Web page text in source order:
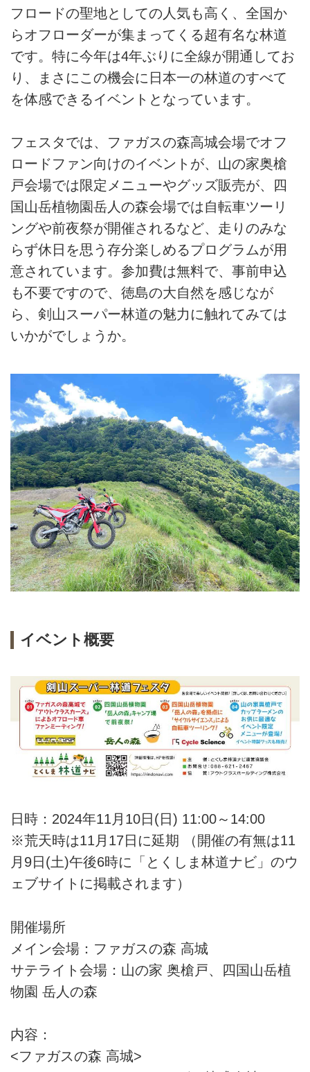
フロードの聖地としての人気も高く、全国か
らオフローダーが集まってくる超有名な林道
です。特に今年は4年ぶりに全線が開通してお
り、まさにこの機会に日本一の林道のすべて
を体感できるイベントとなっています。
フェスタでは、ファガスの森高城会場でオフ
ロードファン向けのイベントが、山の家奥槍
戸会場では限定メニューやグッズ販売が、四
国山岳植物園岳人の森会場では自転車ツーリ
ングや前夜祭が開催されるなど、走りのみな
らず休日を思う存分楽しめるプログラムが用
意されています。参加費は無料で、事前申込
も不要ですので、徳島の大自然を感じなが
ら、剣山スーパー林道の魅力に触れてみては
いかがでしょうか。
イベント概要
日時：2024年11月10日(日) 11:00～14:00
※荒天時は11月17日に延期 （開催の有無は11
月9日(土)午後6時に「とくしま林道ナビ」のウ
ェブサイトに掲載されます）
開催場所
メイン会場：ファガスの森 高城
サテライト会場：山の家 奥槍戸、四国山岳植
物園 岳人の森
内容：
<ファガスの森 高城>